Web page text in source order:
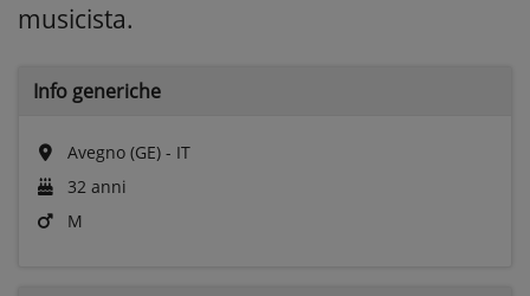
musicista.
Info generiche
Avegno (GE) - IT
32 anni
M